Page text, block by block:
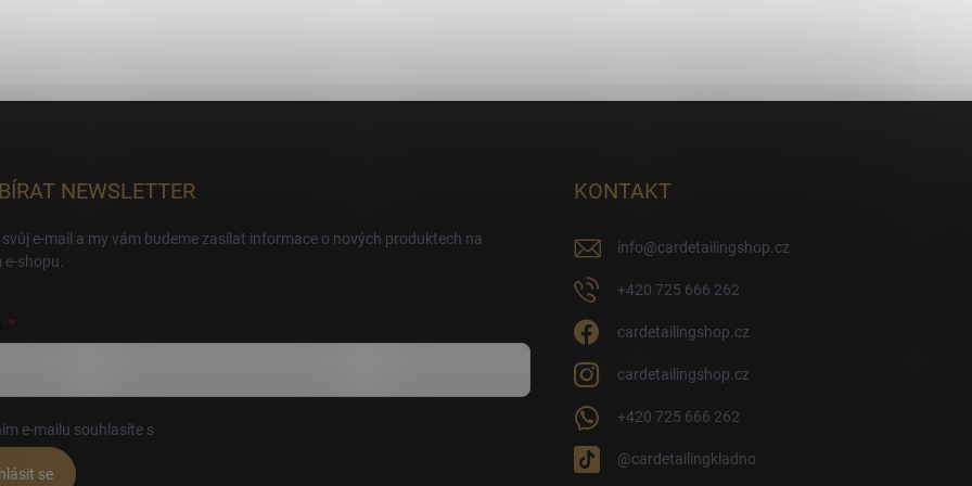
NEWSLETTER
e-mail a my vám budeme zasílat informace o nových produktech na
e-shopu.
e-mailu souhlasíte s
se
KONTAKT
info@cardetailingshop.cz
+420 725 666 262
cardetailingshop.cz
cardetailingshop.cz
+420 725 666 262
@cardetailingkladno